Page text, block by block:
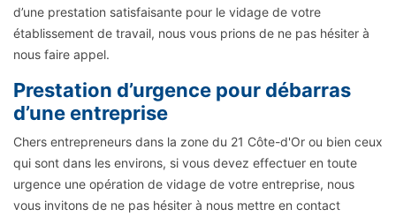
d’une prestation satisfaisante pour le vidage de votre
établissement de travail, nous vous prions de ne pas hésiter à
nous faire appel.
Prestation d’urgence pour débarras
d’une entreprise
Chers entrepreneurs dans la zone du 21 Côte-d'Or ou bien ceux
qui sont dans les environs, si vous devez effectuer en toute
urgence une opération de vidage de votre entreprise, nous
vous invitons de ne pas hésiter à nous mettre en contact